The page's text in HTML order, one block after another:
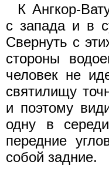
К Ангкор-
с запада и в
Свернуть с
стороны
человек не
святилищу
и поэтому
одну в
передние
собой задние.